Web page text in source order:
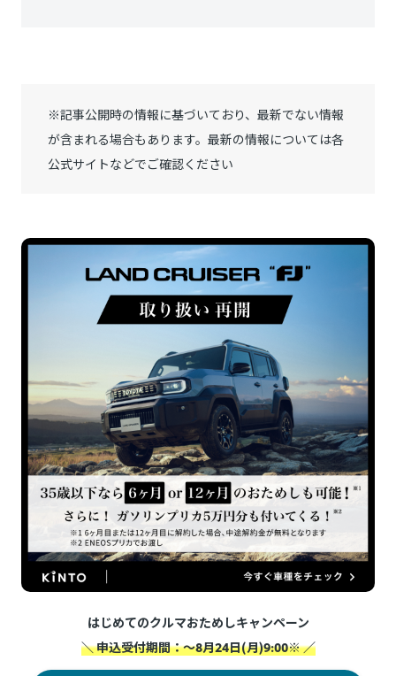
※記事公開時の情報に基づいており、最新でない情報
が含まれる場合もあります。最新の情報については各
公式サイトなどでご確認ください
はじめてのクルマおためしキャンペーン
＼ 申込受付期間：～8月24日(月)9:00※ ／